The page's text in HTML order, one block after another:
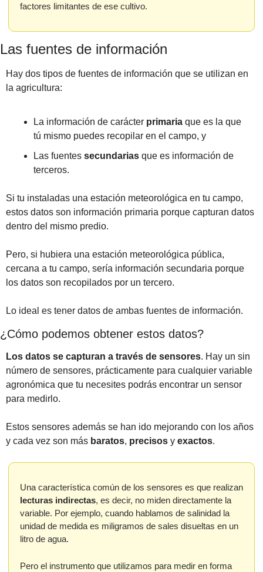
factores limitantes de ese cultivo.
Las fuentes de información
Hay dos tipos de fuentes de información que se utilizan en
la agricultura:
La información de carácter primaria que es la que
tú mismo puedes recopilar en el campo, y
Las fuentes secundarias que es información de
terceros.
Si tu instaladas una estación meteorológica en tu campo,
estos datos son información primaria porque capturan datos
dentro del mismo predio.
Pero, si hubiera una estación meteorológica pública,
cercana a tu campo, sería información secundaria porque
los datos son recopilados por un tercero.
Lo ideal es tener datos de ambas fuentes de información.
¿Cómo podemos obtener estos datos?
Los datos se capturan a través de sensores. Hay un sin
número de sensores, prácticamente para cualquier variable
agronómica que tu necesites podrás encontrar un sensor
para medirlo.
Estos sensores además se han ido mejorando con los años
y cada vez son más baratos, precisos y exactos.
lecturas indirectas, es decir, no miden directamente la
variable. Por ejemplo, cuando hablamos de salinidad la
unidad de medida es miligramos de sales disueltas en un
litro de agua.
Pero el instrumento que utilizamos para medir en forma